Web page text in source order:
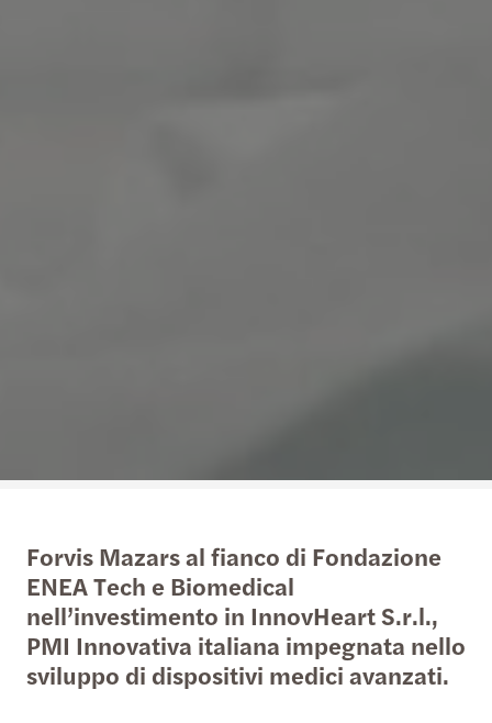
Forvis Mazars al fianco di Fondazione
ENEA Tech e Biomedical
nell’investimento in InnovHeart S.r.l.,
PMI Innovativa italiana impegnata nello
sviluppo di dispositivi medici avanzati.